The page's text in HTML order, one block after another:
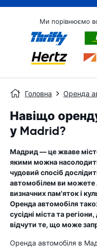
Ми порівнюємо
Головна Оренда
Навіщо
у Madrid?
Мадрид — це жваве місто
якими можна
чудовий спосіб
автомобілем ви можете
визначних пам'яток і
Оренда автомобіля
сусідні міста та
відчути те, що може
Оренда автомобіля в